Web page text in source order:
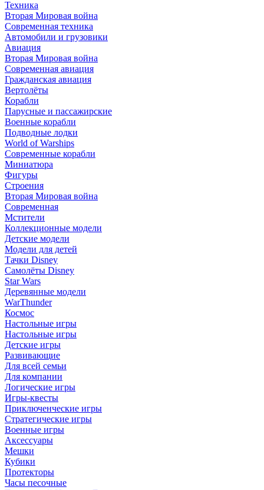
Техника
Вторая Мировая война
Современная техника
Автомобили и грузовики
Авиация
Вторая Мировая война
Современная авиация
Гражданская авиация
Вертолёты
Корабли
Парусные и пассажирские
Военные корабли
Подводные лодки
World of Warships
Современные корабли
Миниатюра
Фигуры
Строения
Вторая Мировая война
Современная
Мстители
Коллекционные модели
Детские модели
Модели для детей
Тачки Disney
Самолёты Disney
Star Wars
Деревянные модели
WarThunder
Космос
Настольные игры
Настольные игры
Детские игры
Развивающие
Для всей семьи
Для компании
Логические игры
Игры-квесты
Приключенческие игры
Стратегические игры
Военные игры
Аксессуары
Мешки
Кубики
Протекторы
Часы песочные